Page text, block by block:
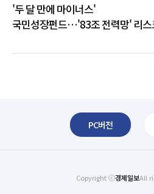
'두 달 만에 마이너스'
국민성장펀드…'83조 전력망' 리스
PC버전
Copyright ⓒ경제일보All